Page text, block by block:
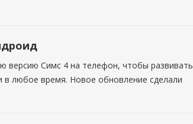
версию Симс 4 на телефон, чтобы развивать
любое время. Новое обновление сделали